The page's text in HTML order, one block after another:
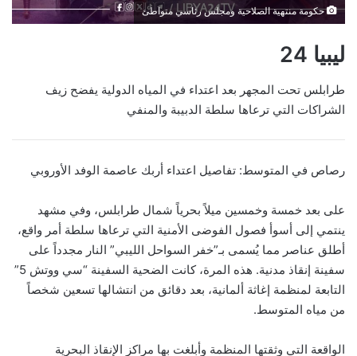
حكومة منتهية الصلاحية ومجلس رئاسي متواطئ
ليبيا 24
طرابلس تحت المجهر بعد اعتداء في المياه الدولية يفضح زيف
الشراكات التي ترعاها سلطة الدبيبة والمنفي
رصاص في المتوسط: تفاصيل اعتداء أربك عاصمة الوفد الأوروبي
على بعد خمسة وخمسين ميلاً بحرياً شمال طرابلس، وفي مشهد
ينتمي إلى أسوأ فصول الفوضى الأمنية التي ترعاها سلطة أمر واقع،
أطلق عناصر مما يُسمى بـ”خفر السواحل الليبي” النار مجدداً على
سفينة إنقاذ مدنية. هذه المرة، كانت الضحية السفينة “سي ووتش 5”
التابعة لمنظمة إغاثة ألمانية، بعد دقائق من انتشالها تسعين شخصاً
من مياه المتوسط.
الواقعة التي وثقتها المنظمة وأبلغت بها مراكز الإنقاذ البحرية